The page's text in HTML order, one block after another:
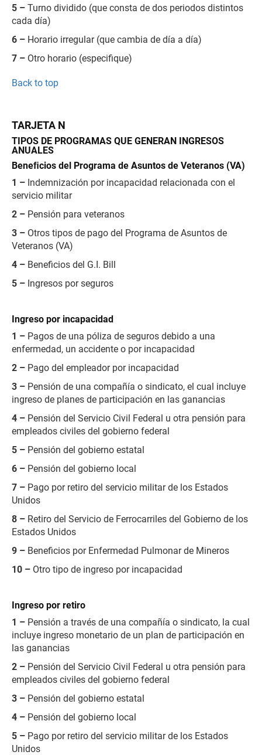
5 – Turno dividido (que consta de dos periodos distintos
cada día)
6 – Horario irregular (que cambia de día a día)
7 – Otro horario (especifique)
Back to top
TARJETA N
TIPOS DE PROGRAMAS QUE GENERAN INGRESOS
ANUALES
Beneﬁcios del Programa de Asuntos de Veteranos (VA)
1 – Indemnización por incapacidad relacionada con el
servicio militar
2 – Pensión para veteranos
3 – Otros tipos de pago del Programa de Asuntos de
Veteranos (VA)
4 – Beneficios del G.I. Bill
5 – Ingresos por seguros
Ingreso por incapacidad
1 – Pagos de una póliza de seguros debido a una
enfermedad, un accidente o por incapacidad
2 – Pago del empleador por incapacidad
3 – Pensión de una compañía o sindicato, el cual incluye
ingreso de planes de participación en las ganancias
4 – Pensión del Servicio Civil Federal u otra pensión para
empleados civiles del gobierno federal
5 – Pensión del gobierno estatal
6 – Pensión del gobierno local
7 – Pago por retiro del servicio militar de los Estados
Unidos
8 – Retiro del Servicio de Ferrocarriles del Gobierno de los
Estados Unidos
9 – Beneficios por Enfermedad Pulmonar de Mineros
10 – Otro tipo de ingreso por incapacidad
Ingreso por retiro
1 – Pensión a través de una compañía o sindicato, la cual
incluye ingreso monetario de un plan de participación en
las ganancias
2 – Pensión del Servicio Civil Federal u otra pensión para
empleados civiles del gobierno federal
3 – Pensión del gobierno estatal
4 – Pensión del gobierno local
5 – Pago por retiro del servicio militar de los Estados
Unidos